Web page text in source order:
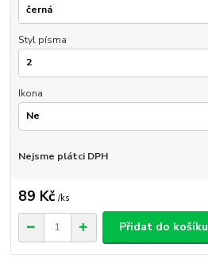
Styl písma
Ikona
Nejsme plátci DPH
89 Kč /ks
Přidat do košíku